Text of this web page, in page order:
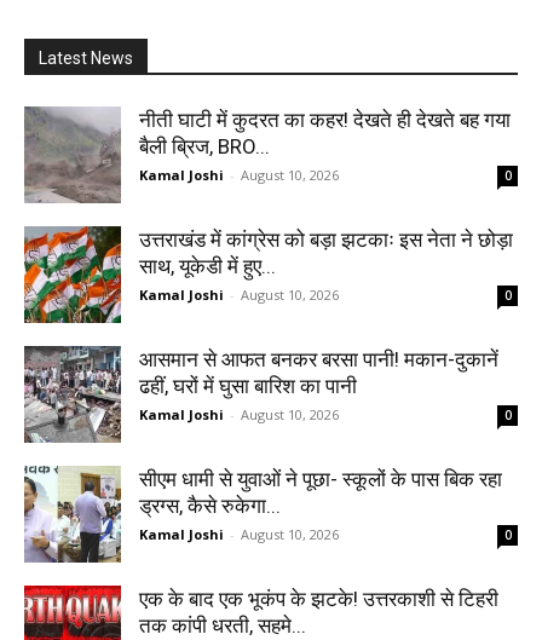
Latest News
नीती घाटी में कुदरत का कहर! देखते ही देखते बह गया
बैली ब्रिज, BRO...
Kamal Joshi - August 10, 2026 0
उत्तराखंड में कांग्रेस को बड़ा झटकाः इस नेता ने छोड़ा
साथ, यूकेडी में हुए...
Kamal Joshi - August 10, 2026 0
आसमान से आफत बनकर बरसा पानी! मकान-दुकानें
ढहीं, घरों में घुसा बारिश का पानी
Kamal Joshi - August 10, 2026 0
सीएम धामी से युवाओं ने पूछा- स्कूलों के पास बिक रहा
ड्रग्स, कैसे रुकेगा...
Kamal Joshi - August 10, 2026 0
एक के बाद एक भूकंप के झटके! उत्तरकाशी से टिहरी
तक कांपी धरती, सहमे...